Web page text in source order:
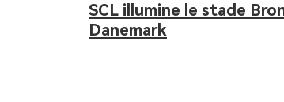
SCL illumine le stade
Danemark